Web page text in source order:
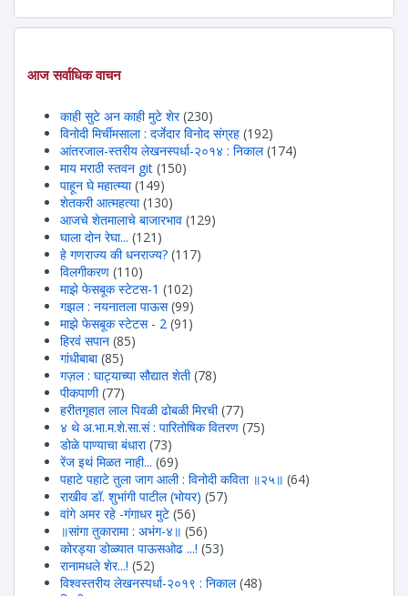
आज सर्वाधिक वाचन
काही सुटे अन काही मुटे शेर (230)
विनोदी मिर्चीमसाला : दर्जेदार विनोद संग्रह (192)
आंतरजाल-स्तरीय लेखनस्पर्धा-२०१४ : निकाल (174)
माय मराठी स्तवन git (150)
पाहून घे महात्म्या (149)
शेतकरी आत्महत्या (130)
आजचे शेतमालाचे बाजारभाव (129)
घाला दोन रेघा... (121)
हे गणराज्य की धनराज्य? (117)
विलगीकरण (110)
माझे फेसबूक स्टेटस-1 (102)
गझल : नयनातला पाऊस (99)
माझे फेसबूक स्टेटस - 2 (91)
हिरवंं सपान (85)
गांधीबाबा (85)
गज़ल : घाट्याच्या सौद्यात शेती (78)
पीकपाणी (77)
हरीतगृहात लाल पिवळी ढोबळी मिरची (77)
४ थे अ.भा.म.शे.सा.सं : पारितोषिक वितरण (75)
डोळे पाण्याचा बंधारा (73)
रेंज इथं मिळत नाही... (69)
पहाटे पहाटे तुला जाग आली : विनोदी कविता ॥२५॥ (64)
राखीव डॉ. शुभांगी पाटील (भोयर) (57)
वांगे अमर रहे -गंगाधर मुटे (56)
॥सांगा तुकारामा : अभंग-४॥ (56)
कोरड्या डोळ्यात पाऊसओढ ...! (53)
रानामधले शेर...! (52)
विश्वस्तरीय लेखनस्पर्धा-२०१९ : निकाल (48)